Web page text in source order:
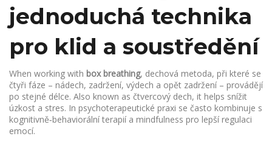
jednoduchá technika
pro klid a soustředění
When working with box breathing, dechová metoda, při které se
čtyři fáze – nádech, zadržení, výdech a opět zadržení – provádějí
po stejné délce. Also known as čtvercový dech, it helps snížit
úzkost a stres. In psychoterapeutické praxi se často kombinuje s
kognitivně‑behaviorální terapií a mindfulness pro lepší regulaci
emocí.